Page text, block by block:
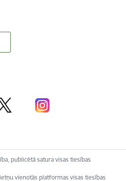
publicētā satura visas tiesības
vienotās platformas visas tiesības